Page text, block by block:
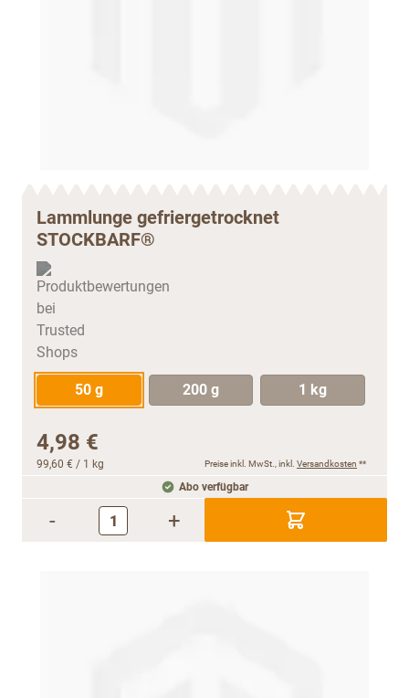
Lammlunge gefriergetrocknet
STOCKBARF®
50 g 200 g 1 kg
4,98 €
99,60 € / 1 kg Preise inkl. MwSt., inkl. Versandkosten **
Abo verfügbar
- +